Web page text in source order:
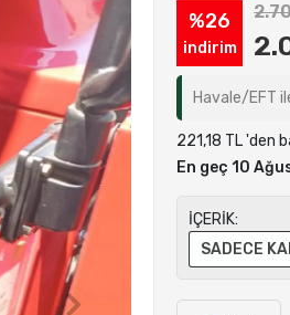
%26
indirim
Havale/EFT
221,18 TL 'den
En geç 10
İÇERİK:
SADECE